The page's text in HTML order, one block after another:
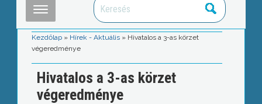
Kezdőlap » Hírek - Aktuális » Hivatalos a 3-as körzet
végeredménye
Hivatalos a 3-as körzet
végeredménye